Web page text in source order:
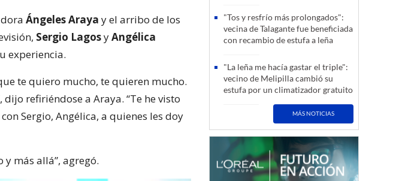
Ángeles Araya y el arribo de los
Sergio LagosyAngélica
experiencia.
te quiero mucho, te quieren mucho.
refiriéndose a Araya. “Te he visto
Sergio, Angélica, a quienes les doy
y más allá”, agregó.
"Tos y resfrío más prolongados":
vecina de Talagante fue beneficiada
con recambio de estufa a leña
"La leña me hacía gastar el triple":
vecino de Melipilla cambió su
estufa por un climatizador gratuito
MÁS NOTICIAS